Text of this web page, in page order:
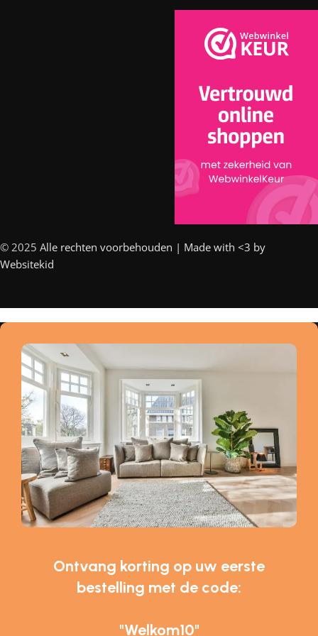
© 2025 Alle rechten voorbehouden | Made with <3 by
Websitekid
Ontvang korting op uw eerste
bestelling met de code:
"Welkom10"